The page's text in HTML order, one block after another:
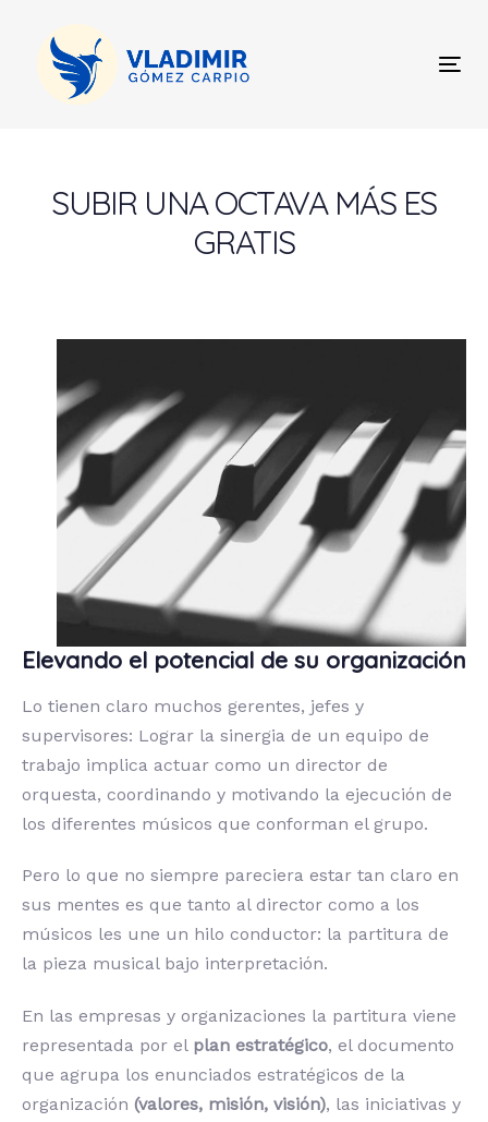
content
SUBIR UNA OCTAVA MÁS ES
GRATIS
Elevando el potencial de su organización
Lo tienen claro muchos gerentes, jefes y
supervisores: Lograr la sinergia de un equipo de
trabajo implica actuar como un director de
orquesta, coordinando y motivando la ejecución de
los diferentes músicos que conforman el grupo.
Pero lo que no siempre pareciera estar tan claro en
sus mentes es que tanto al director como a los
músicos les une un hilo conductor: la partitura de
la pieza musical bajo interpretación.
En las empresas y organizaciones la partitura viene
representada por el plan estratégico, el documento
que agrupa los enunciados estratégicos de la
organización (valores, misión, visión), las iniciativas y
navigation